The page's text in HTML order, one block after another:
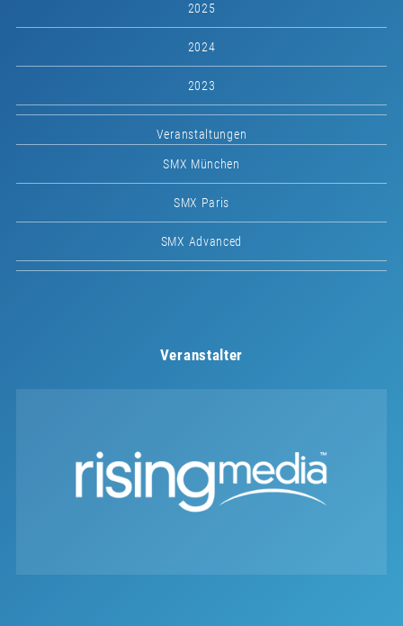
2025
2024
2023
Veranstaltungen
SMX München
SMX Paris
SMX Advanced
Veranstalter